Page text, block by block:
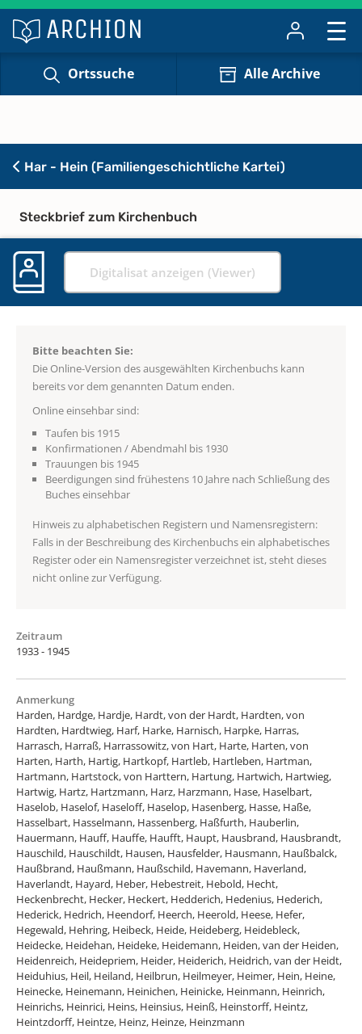
Ortssuche Alle Archive
Har - Hein (Familiengeschichtliche Kartei)
Steckbrief zum Kirchenbuch
Digitalisat anzeigen (Viewer)
Bitte beachten Sie:
Die Online-Version des ausgewählten Kirchenbuchs kann
bereits vor dem genannten Datum enden.
Online einsehbar sind:
Taufen bis 1915
Konfirmationen / Abendmahl bis 1930
Trauungen bis 1945
Beerdigungen sind frühestens 10 Jahre nach Schließung des
Buches einsehbar
Hinweis zu alphabetischen Registern und Namensregistern:
Falls in der Beschreibung des Kirchenbuchs ein alphabetisches
Register oder ein Namensregister verzeichnet ist, steht dieses
nicht online zur Verfügung.
Zeitraum
1933 - 1945
Anmerkung
Harden, Hardge, Hardje, Hardt, von der Hardt, Hardten, von
Hardten, Hardtwieg, Harf, Harke, Harnisch, Harpke, Harras,
Harrasch, Harraß, Harrassowitz, von Hart, Harte, Harten, von
Harten, Harth, Hartig, Hartkopf, Hartleb, Hartleben, Hartman,
Hartmann, Hartstock, von Harttern, Hartung, Hartwich, Hartwieg,
Hartwig, Hartz, Hartzmann, Harz, Harzmann, Hase, Haselbart,
Haselob, Haselof, Haseloff, Haselop, Hasenberg, Hasse, Haße,
Hasselbart, Hasselmann, Hassenberg, Haßfurth, Hauberlin,
Hauermann, Hauff, Hauffe, Haufft, Haupt, Hausbrand, Hausbrandt,
Hauschild, Hauschildt, Hausen, Hausfelder, Hausmann, Haußbalck,
Haußbrand, Haußmann, Haußschild, Havemann, Haverland,
Haverlandt, Hayard, Heber, Hebestreit, Hebold, Hecht,
Heckenbrecht, Hecker, Heckert, Hedderich, Hedenius, Hederich,
Hederick, Hedrich, Heendorf, Heerch, Heerold, Heese, Hefer,
Hegewald, Hehring, Heibeck, Heide, Heideberg, Heidebleck,
Heidecke, Heidehan, Heideke, Heidemann, Heiden, van der Heiden,
Heidenreich, Heidepriem, Heider, Heiderich, Heidrich, van der Heidt,
Heiduhius, Heil, Heiland, Heilbrun, Heilmeyer, Heimer, Hein, Heine,
Heinecke, Heinemann, Heinichen, Heinicke, Heinmann, Heinrich,
Heinrichs, Heinrici, Heins, Heinsius, Heinß, Heinstorff, Heintz,
Heintzdorff, Heintze, Heinz, Heinze, Heinzmann